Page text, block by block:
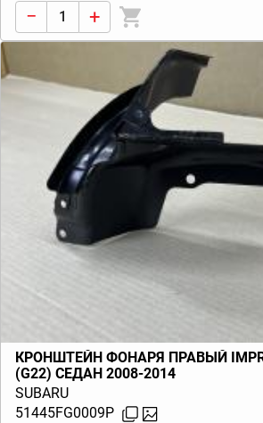
− +
КРОНШТЕЙН ФОНАРЯ ПРАВЫЙ
(G22) СЕДАН 2008-2014
SUBARU
51445FG0009P